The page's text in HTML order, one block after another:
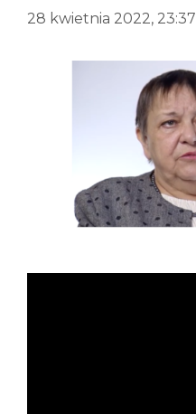
28 kwietnia 2022, 23:37